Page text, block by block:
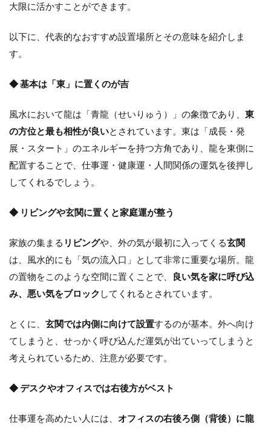
大限に活かすことができます。
以下に、代表的なおすすめ設置場所とその意味を紹介しま
す。
◆ 基本は「東」に置くのが吉
風水において龍は「青龍（せいりゅう）」の象徴であり、 東
の方位と最も相性が良いとされています。東は「成長・発
展・スタート」のエネルギーを持つ方角であり、龍を東側に
配置することで、仕事運・健康運・人間関係の運気を後押し
してくれるでしょう。
◆ リビングや玄関に置くと家庭運が整う
家族の集まる リビングや、外の気が最初に入ってくる玄関
は、風水的にも「気の流入口」として非常に重要な場所。龍
の置物をこのような空間に置くことで、
良い気を家に呼び込
み、悪い気をブロック してくれるとされています。
とくに、 玄関では内側に向けて設置するのが基本。外へ向け
てしまうと、せっかく呼び込んだ運気が出ていってしまうと
考えられているため、注意が必要です。
◆ デスクやオフィスでは右後方がベスト
仕事運を高めたい人には、 オフィスの右後ろ側（背後）に龍